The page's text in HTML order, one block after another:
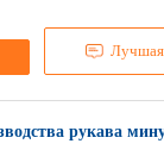
Лучшая
рукава